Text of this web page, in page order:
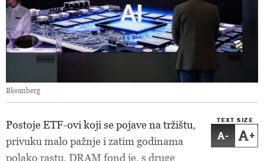
Bloomberg
TEXT SIZE
- +
Postoje ETF-ovi koji se pojave na tržištu,
privuku malo pažnje i zatim godinama
polako rastu. DRAM fond je, s druge